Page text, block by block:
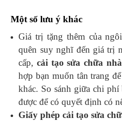
Một số lưu ý khác
Giá trị tặng thêm của
quên suy nghĩ đến giá trị
cấp,cải tạo sửa chữa nhà
hợp bạn muốn tân trang
khác. So sánh giữa chi
được để có quyết định có
Giấy phép cải tạo sửa